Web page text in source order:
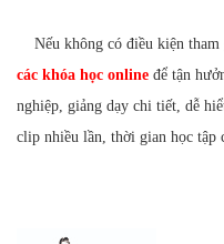
Nếu không có điều kiện tham
các khóa học online để tận
nghiệp, giảng dạy chi tiết, dễ
clip nhiều lần, thời gian học tập